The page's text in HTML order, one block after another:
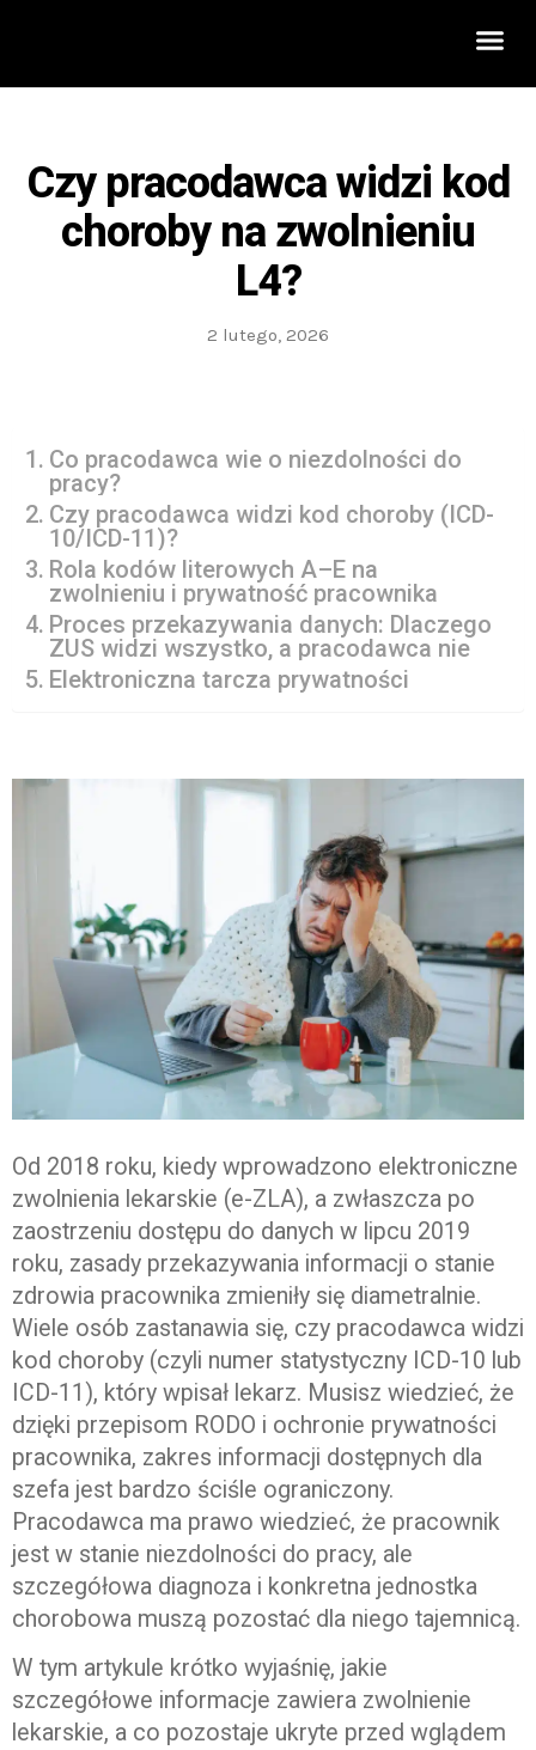
Czy pracodawca widzi kod
choroby na zwolnieniu
L4?
2 lutego, 2026
Co pracodawca wie o niezdolności do
pracy?
Czy pracodawca widzi kod choroby (ICD-
10/ICD-11)?
Rola kodów literowych A–E na
zwolnieniu i prywatność pracownika
Proces przekazywania danych: Dlaczego
ZUS widzi wszystko, a pracodawca nie
Elektroniczna tarcza prywatności
Od 2018 roku, kiedy wprowadzono elektroniczne
zwolnienia lekarskie (e-ZLA), a zwłaszcza po
zaostrzeniu dostępu do danych w lipcu 2019
roku, zasady przekazywania informacji o stanie
zdrowia pracownika zmieniły się diametralnie.
Wiele osób zastanawia się, czy pracodawca widzi
kod choroby (czyli numer statystyczny ICD-10 lub
ICD-11), który wpisał lekarz. Musisz wiedzieć, że
dzięki przepisom RODO i ochronie prywatności
pracownika, zakres informacji dostępnych dla
szefa jest bardzo ściśle ograniczony.
Pracodawca ma prawo wiedzieć, że pracownik
jest w stanie niezdolności do pracy, ale
szczegółowa diagnoza i konkretna jednostka
chorobowa muszą pozostać dla niego tajemnicą.
W tym artykule krótko wyjaśnię, jakie
szczegółowe informacje zawiera zwolnienie
lekarskie, a co pozostaje ukryte przed wglądem